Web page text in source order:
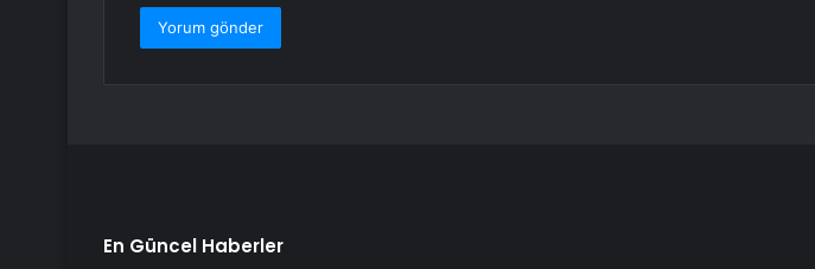
En Güncel Haberler